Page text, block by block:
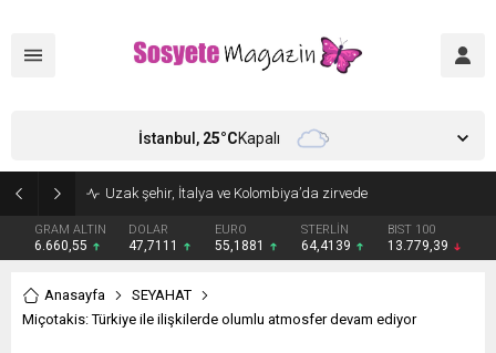
GRAM ALTIN
6.660,55
DOLAR
47,7111
EURO
55,1881
STERLİN
64,4139
BIST 100
13.779,39
İstanbul, 25°CKapalı
Anasayfa
SEYAHAT
Miçotakis: Türkiye ile ilişkilerde olumlu atmosfer devam ediyor